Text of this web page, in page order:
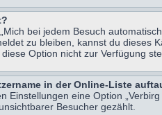
bei jedem Besuch
zu bleiben, kannst du dieses
Option nicht zur Verfügung
in der Online-Liste
Einstellungen eine Option
Besucher gezählt.